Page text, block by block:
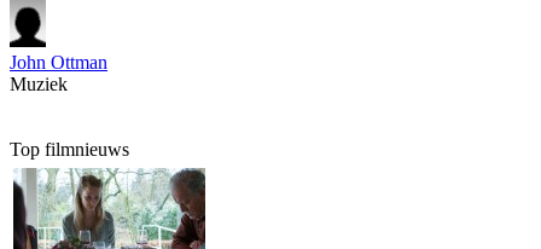
John Ottman
Muziek
Top filmnieuws